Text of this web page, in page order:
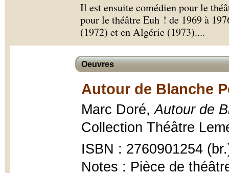
Il est ensuite comédien pour le
pour le théâtre Euh ! de 1969 à
(1972) et en Algérie (1973)....
Oeuvres
Autour de Blanche
Marc Doré,Autour de
Collection Théâtre
ISBN : 2760901254
Notes : Pièce de